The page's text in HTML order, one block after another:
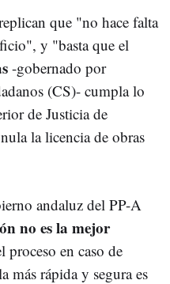
que "no hace falta
y "basta que el
-gobernado por
(CS)- cumpla lo
de Justicia de
la licencia de obras
andaluz del PP-A
no es la mejor
proceso en caso de
rápida y segura es